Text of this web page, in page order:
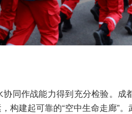
同作战能力得到充分检验。
构建起可靠的“空中生命走廊”